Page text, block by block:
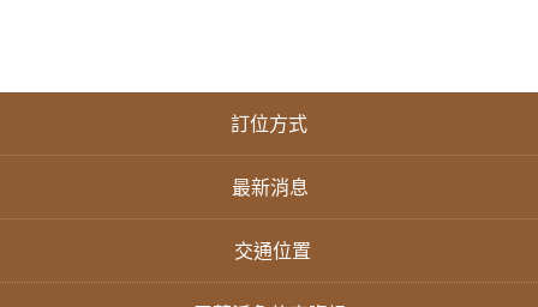
訂位方式
最新消息
交通位置